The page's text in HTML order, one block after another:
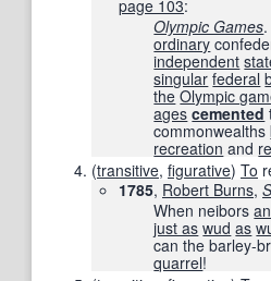
page 103:
Olympic Games
ordinary
independent
singular federal
the Olympic
ages cemented
commonwealths
recreation and
(transitive, figurative) To
1785, Robert Burns,
When neibors
just as wud as
can the barley-
quarrel!